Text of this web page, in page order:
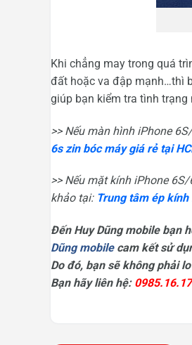
Khi chẳng may trong quá
đất hoặc va đập mạnh…thì
giúp bạn kiểm tra tình trạng
>> Nếu màn hình iPhone
6s zin bóc máy giá rẻ tại
>> Nếu mặt kính iPhone
khảo tại: Trung tâm épkính
Đến Huy Dũng mobile bạn
Dũng mobilecam kết sử
Do đó, bạn sẽ không phải
Bạn hãy liên hệ: